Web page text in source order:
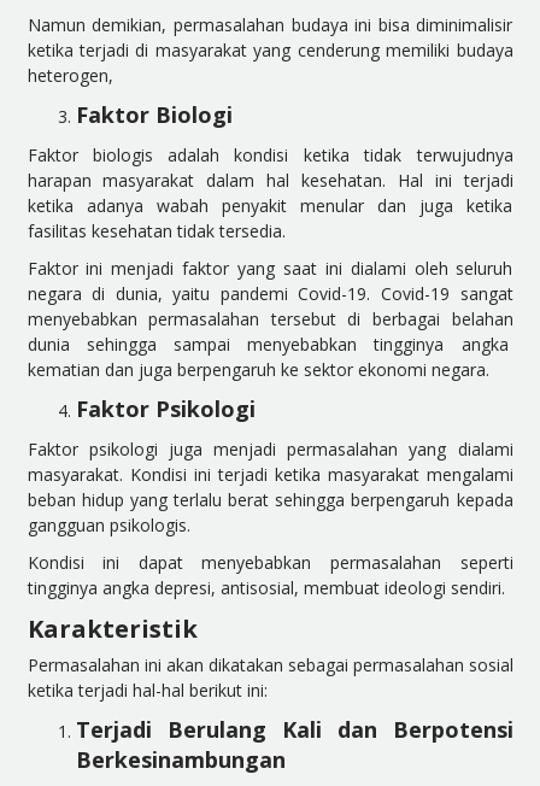
Namun demikian, permasalahan budaya ini bisa diminimalisir
ketika terjadi di masyarakat yang cenderung memiliki budaya
heterogen,
Faktor Biologi
Faktor biologis adalah kondisi ketika tidak terwujudnya
harapan masyarakat dalam hal kesehatan. Hal ini terjadi
ketika adanya wabah penyakit menular dan juga ketika
fasilitas kesehatan tidak tersedia.
Faktor ini menjadi faktor yang saat ini dialami oleh seluruh
negara di dunia, yaitu pandemi Covid-19. Covid-19 sangat
menyebabkan permasalahan tersebut di berbagai belahan
dunia sehingga sampai menyebabkan tingginya angka
kematian dan juga berpengaruh ke sektor ekonomi negara.
Faktor Psikologi
Faktor psikologi juga menjadi permasalahan yang dialami
masyarakat. Kondisi ini terjadi ketika masyarakat mengalami
beban hidup yang terlalu berat sehingga berpengaruh kepada
gangguan psikologis.
Kondisi ini dapat menyebabkan permasalahan seperti
tingginya angka depresi, antisosial, membuat ideologi sendiri.
Karakteristik
Permasalahan ini akan dikatakan sebagai permasalahan sosial
ketika terjadi hal-hal berikut ini:
Terjadi Berulang Kali dan Berpotensi
Berkesinambungan